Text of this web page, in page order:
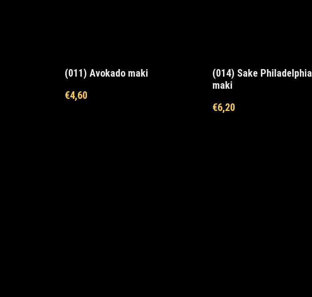
(011) Avokado maki
€4,60
(014) Sake Philadelphia
maki
€6,20